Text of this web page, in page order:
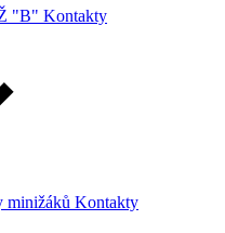
"B" Kontakty
minižáků Kontakty